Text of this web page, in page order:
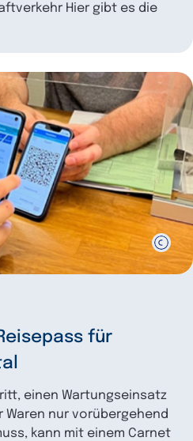
Hier gibt es die
für
einen Wartungseinsatz
Waren nur vorübergehend
kann mit einem Carnet